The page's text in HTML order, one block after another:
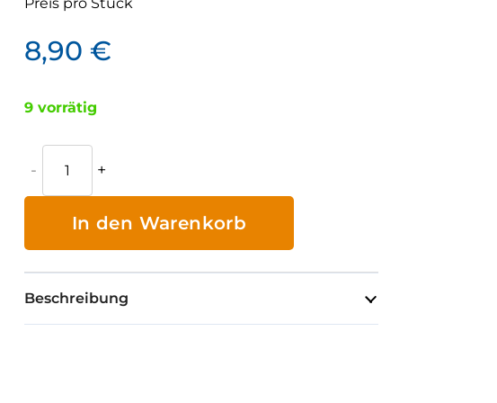
8,90 €
9 vorrätig
Maschinen
Fahrzeuge
In den Warenkorb
Beschreibung